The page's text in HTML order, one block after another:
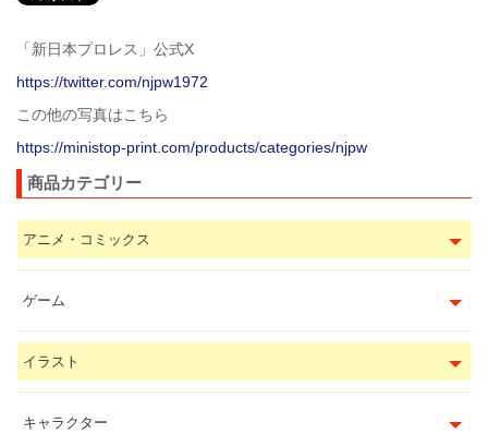
「新日本プロレス」公式X
https://twitter.com/njpw1972
この他の写真はこちら
https://ministop-print.com/products/categories/njpw
商品カテゴリー
アニメ・コミックス
ゲーム
イラスト
キャラクター